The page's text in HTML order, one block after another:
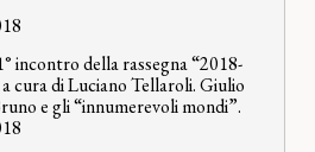
incontro della rassegna “2018-
cura di Luciano Tellaroli. Giulio
e gli “innumerevoli mondi”.